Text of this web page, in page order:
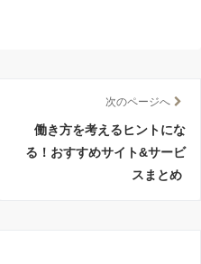
次のページへ
働き方を考えるヒントにな
る！おすすめサイト&サービ
スまとめ